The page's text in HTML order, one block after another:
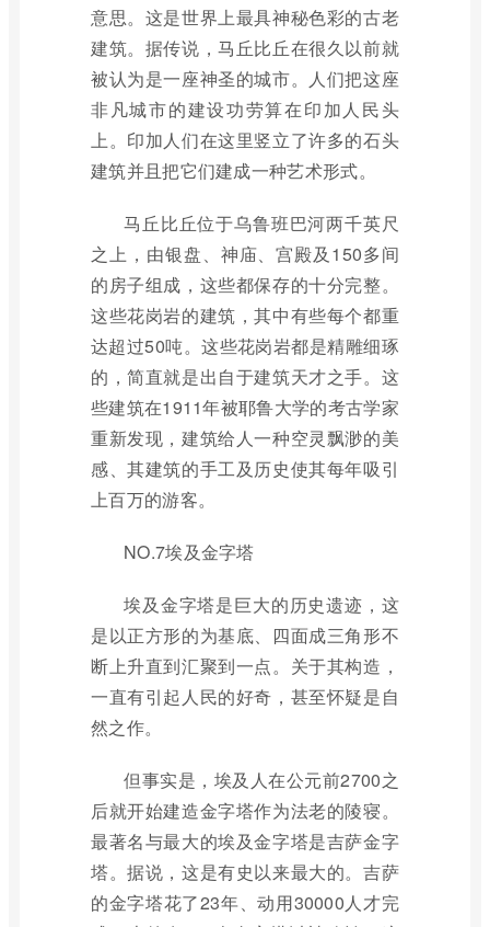
意思。这是世界上最具神秘色彩的古老
建筑。据传说，马丘比丘在很久以前就
被认为是一座神圣的城市。人们把这座
非凡城市的建设功劳算在印加人民头
上。印加人们在这里竖立了许多的石头
建筑并且把它们建成一种艺术形式。
马丘比丘位于乌鲁班巴河两千英尺
之上，由银盘、神庙、宫殿及150多间
的房子组成，这些都保存的十分完整。
这些花岗岩的建筑，其中有些每个都重
达超过50吨。这些花岗岩都是精雕细琢
的，简直就是出自于建筑天才之手。这
些建筑在1911年被耶鲁大学的考古学家
重新发现，建筑给人一种空灵飘渺的美
感、其建筑的手工及历史使其每年吸引
上百万的游客。
NO.7埃及金字塔
埃及金字塔是巨大的历史遗迹，这
是以正方形的为基底、四面成三角形不
断上升直到汇聚到一点。关于其构造，
一直有引起人民的好奇，甚至怀疑是自
然之作。
但事实是，埃及人在公元前2700之
后就开始建造金字塔作为法老的陵寝。
最著名与最大的埃及金字塔是吉萨金字
塔。据说，这是有史以来最大的。吉萨
的金字塔花了23年、动用30000人才完